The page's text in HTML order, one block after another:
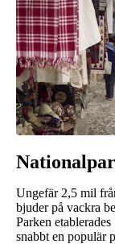
Ungefär 2,5 mil
bjuder på vackra
Parken
snabbt en populär